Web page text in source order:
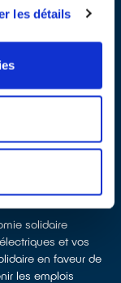
les détails
afin que nous
génératrice de
neufs et de
premières
utilisant à la place
pollution et
solidaire
et vos
en faveur de
les emplois